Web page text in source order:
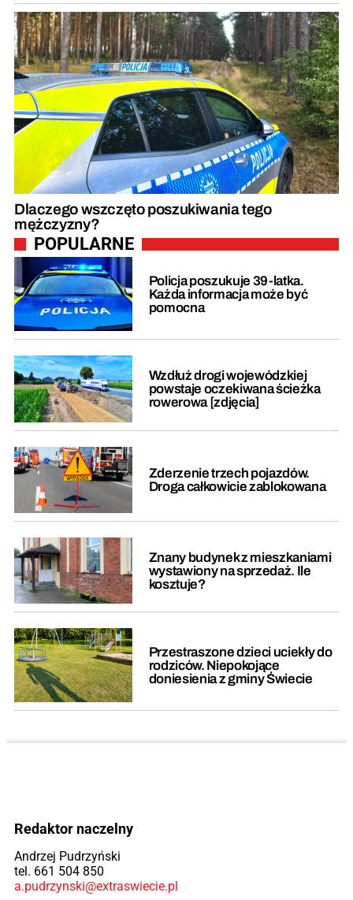
Dlaczego wszczęto poszukiwania tego
mężczyzny?
POPULARNE
Policja poszukuje 39-latka.
Każda informacja może być
pomocna
Wzdłuż drogi wojewódzkiej
powstaje oczekiwana ścieżka
rowerowa [zdjęcia]
Zderzenie trzech pojazdów.
Droga całkowicie zablokowana
Znany budynek z mieszkaniami
wystawiony na sprzedaż. Ile
kosztuje?
Przestraszone dzieci uciekły do
rodziców. Niepokojące
doniesienia z gminy Świecie
Redaktor naczelny
Andrzej Pudrzyński
tel. 661 504 850
a.pudrzynski@extraswiecie.pl